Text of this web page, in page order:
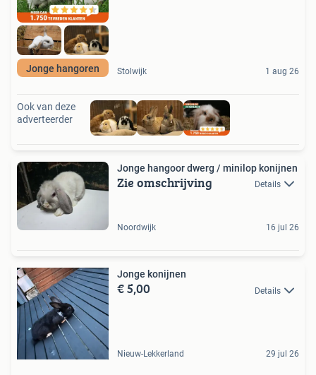
Jonge hangoren Stolwijk 1 aug 26
Ook van deze
adverteerder
Jonge hangoor dwerg / minilop konijnen
Zie omschrijving Details
Noordwijk 16 jul 26
Jonge konijnen
€ 5,00 Details
Nieuw-Lekkerland 29 jul 26